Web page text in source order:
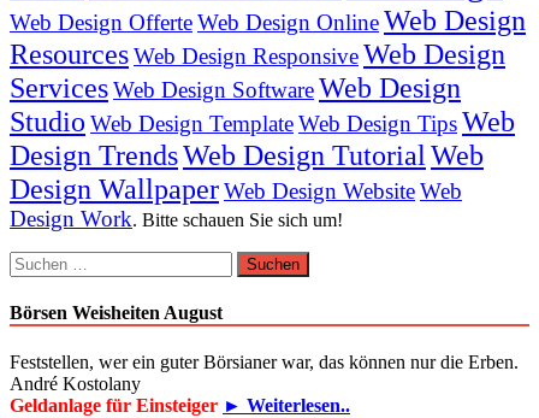
Web Design OfferteWeb Design OnlineWeb Design
ResourcesWeb Design ResponsiveWeb Design
ServicesWeb Design SoftwareWeb Design
Studio Web Design TemplateWeb Design TipsWeb
Design TrendsWeb Design Tutorial Web
Design WallpaperWeb Design WebsiteWeb
Design Work. Bitte schauen Sie sich um!
Suchen
nach:
Börsen Weisheiten August
Feststellen, wer ein guter Börsianer war, das können nur die Erben.
André Kostolany
Geldanlage für Einsteiger ► Weiterlesen..